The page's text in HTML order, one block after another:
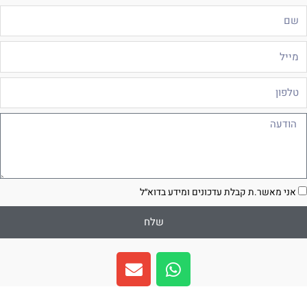
אני מאשר.ת קבלת עדכונים ומידע בדוא״ל
שלח
W
h
E
n